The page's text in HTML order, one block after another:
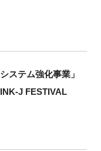
ステム強化事業」
J FESTIVAL